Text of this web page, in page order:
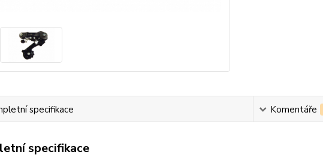
specifikace Komentáře
specifikace